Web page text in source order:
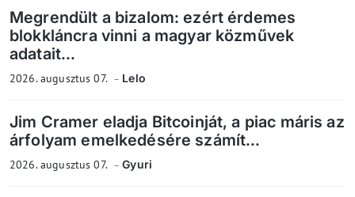
Megrendült a bizalom: ezért érdemes
blokkláncra vinni a magyar közművek
adatait...
2026. augusztus 07. Lelo
Jim Cramer eladja Bitcoinját, a piac máris az
árfolyam emelkedésére számít...
2026. augusztus 07. Gyuri